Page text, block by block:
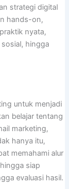
strategi digital
hands-on,
nyata,
hingga
untuk menjadi
belajar tentang
marketing,
hanya itu,
memahami alur
siap
evaluasi hasil.